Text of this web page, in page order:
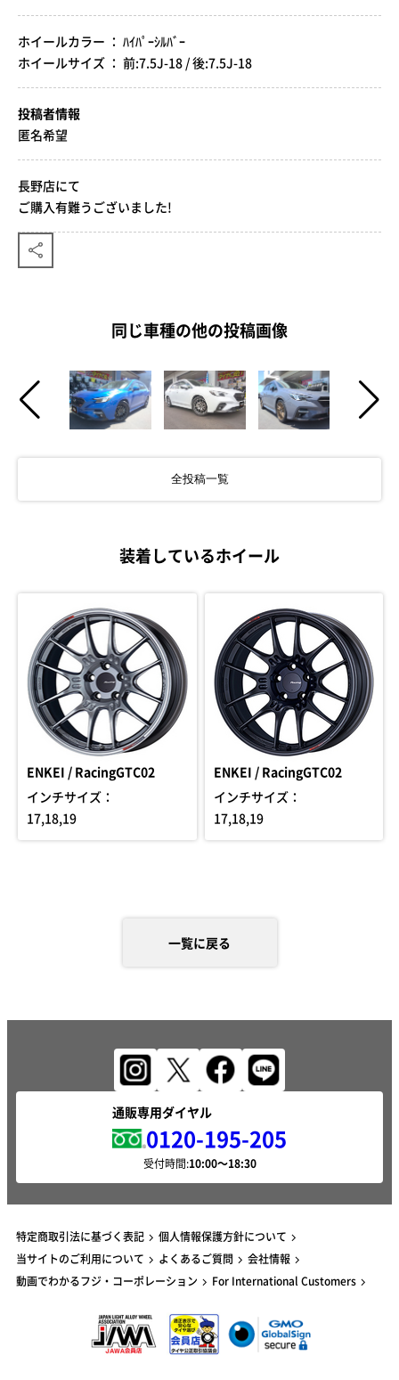
ホイールカラー ： ﾊｲﾊﾟｰｼﾙﾊﾞｰ
ホイールサイズ ： 前:7.5J-18 / 後:7.5J-18
投稿者情報
匿名希望
長野店にて
ご購入有難うございました!
同じ車種の他の投稿画像
全投稿一覧
装着しているホイール
ENKEI / RacingGTC02
インチサイズ：
17,18,19
ENKEI / RacingGTC02
インチサイズ：
17,18,19
一覧に戻る
通販専用ダイヤル
0120-195-205
受付時間:
特定商取引法に基づく表記
個人情報保護方針について
当サイトのご利用について
よくあるご質問
会社情報
動画でわかるフジ・コーポレーション
For International Customers